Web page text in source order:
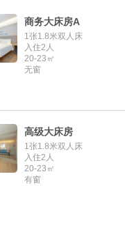
商务大床房A
1张1.8米双人床
入住2人
20-23㎡
无窗
高级大床房
1张1.8米双人床
入住2人
20-23㎡
有窗